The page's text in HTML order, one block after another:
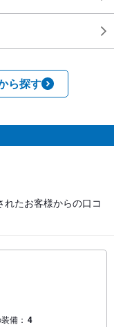
ら探す
たお客様からの口コ
備： 4